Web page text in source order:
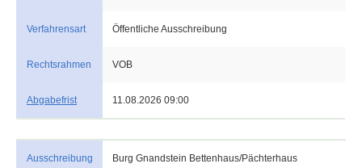
Verfahrensart Öffentliche Ausschreibung
Rechtsrahmen VOB
Abgabefrist 11.08.2026 09:00
Ausschreibung
Burg Gnandstein Bettenhaus/Pächterhaus